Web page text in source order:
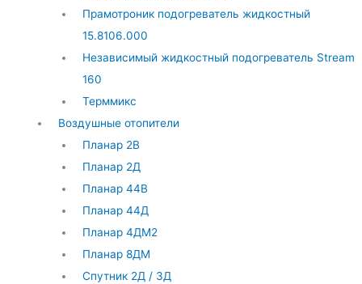
Прамотроник подогреватель жидкостный
15.8106.000
Независимый жидкостный подогреватель Stream
160
Терммикс
Воздушные отопители
Планар 2В
Планар 2Д
Планар 44В
Планар 44Д
Планар 4ДМ2
Планар 8ДМ
Спутник 2Д / 3Д